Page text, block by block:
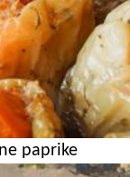
paprike